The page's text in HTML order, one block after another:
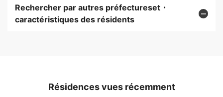
Rechercher par autres préfectureset・
caractéristiques des résidents
Résidences vues récemment